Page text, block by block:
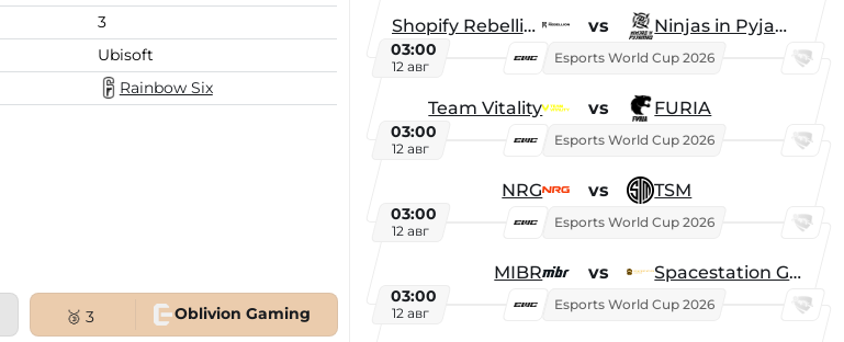
3
Ubisoft
Rainbow Six
🥉 3 Oblivion Gaming
Shopify Rebellion vs Ninjas in Pyjamas
03:00
12 авг
Esports World Cup 2026
Team Vitality vs FURIA
03:00
12 авг
Esports World Cup 2026
NRG vs TSM
03:00
12 авг
Esports World Cup 2026
MIBR vs Spacestation Gaming
03:00
12 авг
Esports World Cup 2026